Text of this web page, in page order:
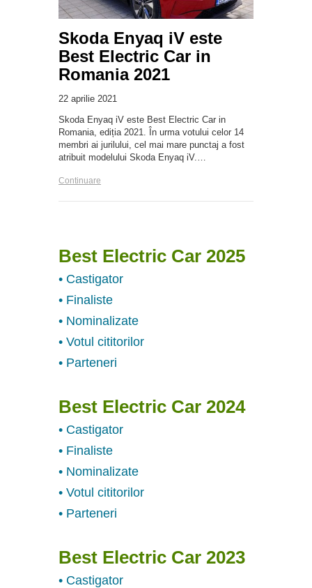
Skoda Enyaq iV este
Best Electric Car in
Romania 2021
22 aprilie 2021
Skoda Enyaq iV este Best Electric Car in
Romania, ediția 2021. În urma votului celor 14
membri ai jurilului, cel mai mare punctaj a fost
atribuit modelului Skoda Enyaq iV.…
Continuare
Best Electric Car 2025
• Castigator
• Finaliste
• Nominalizate
• Votul cititorilor
• Parteneri
Best Electric Car 2024
• Castigator
• Finaliste
• Nominalizate
• Votul cititorilor
• Parteneri
Best Electric Car 2023
• Castigator